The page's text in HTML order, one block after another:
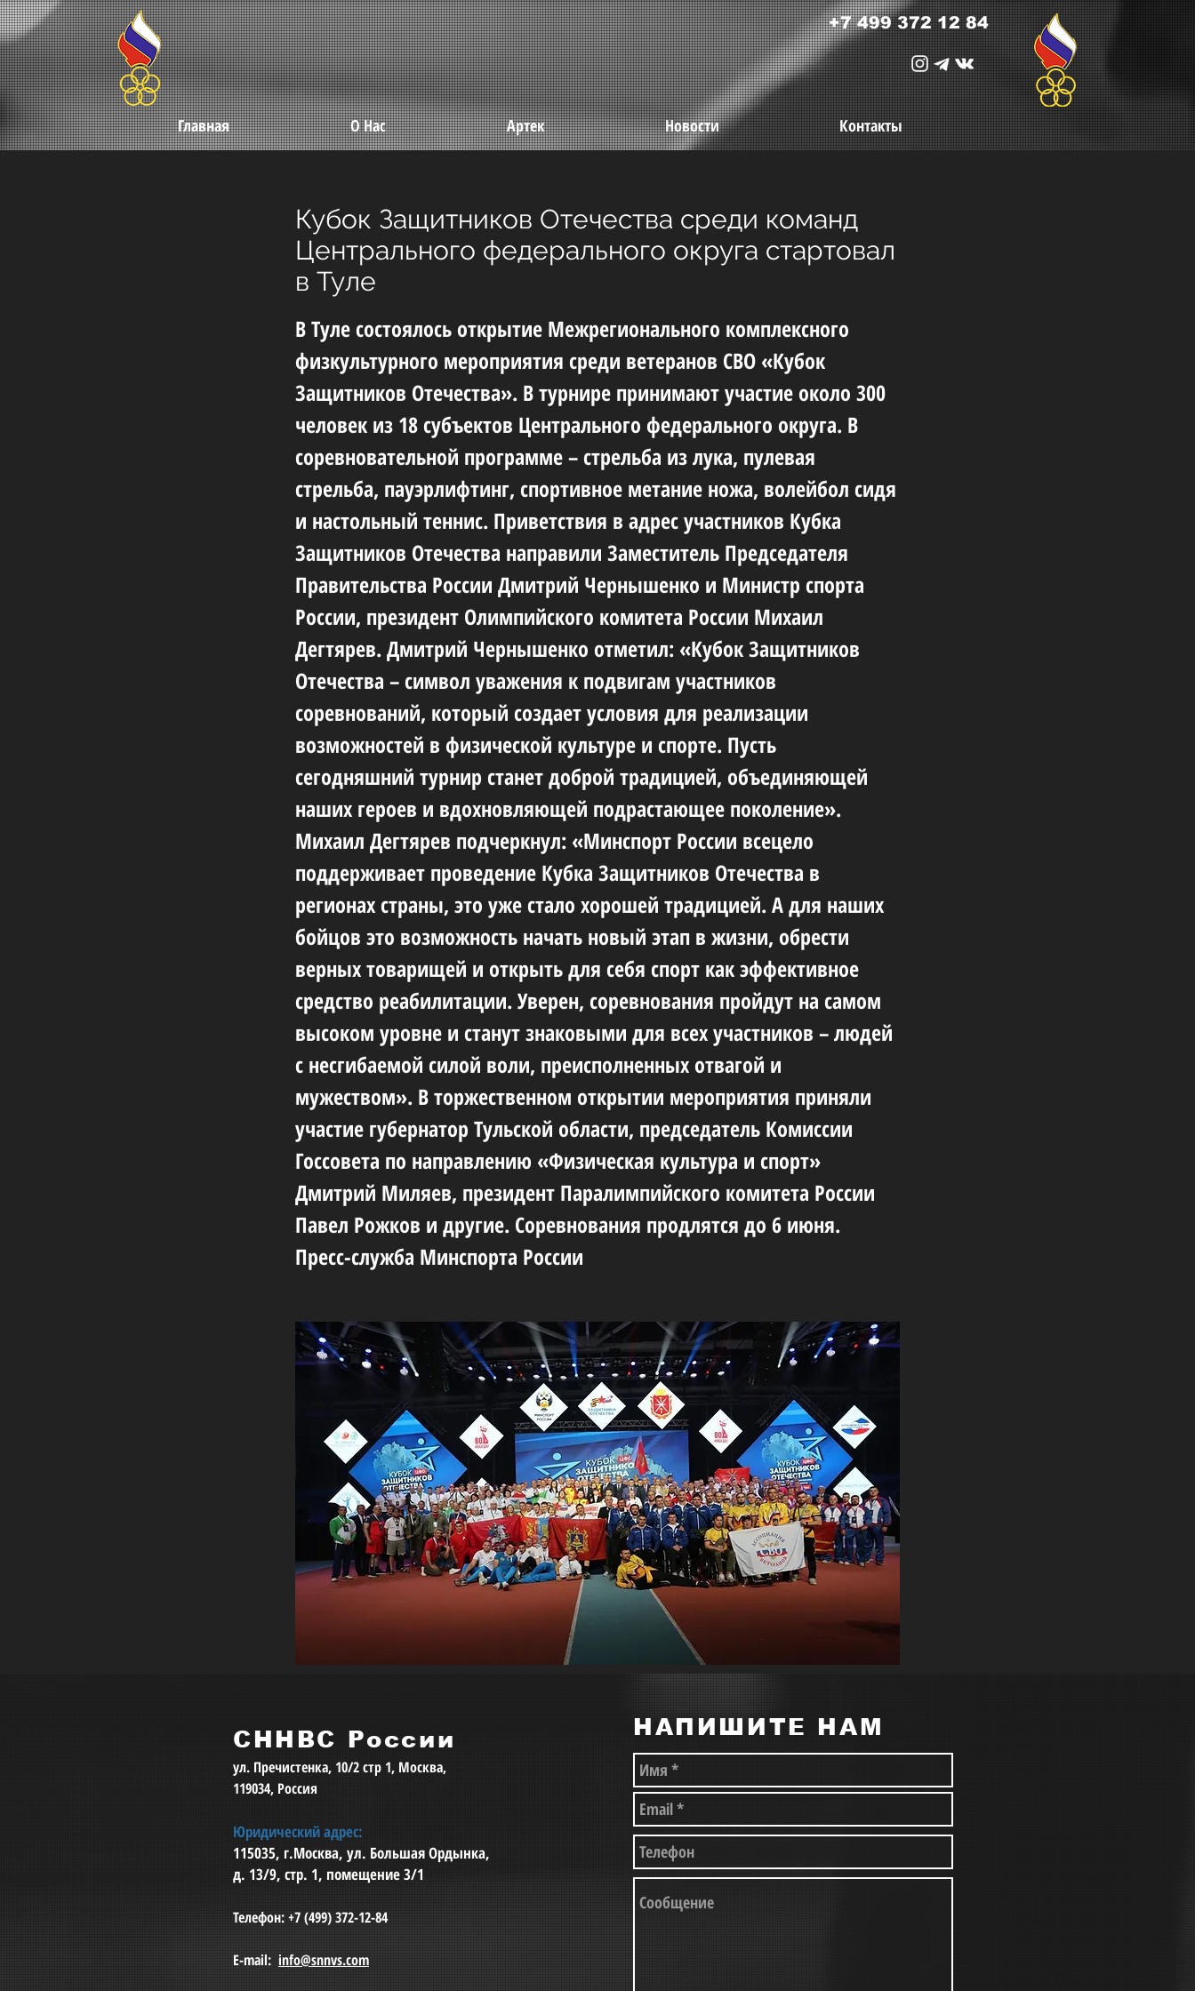
+7 499 372 12 84
Главная О Нас Артек Новости Контакты
Кубок Защитников Отечества среди команд
Центрального федерального округа стартовал
в Туле
В Туле состоялось открытие Межрегионального комплексного
физкультурного мероприятия среди ветеранов СВО «Кубок
Защитников Отечества». В турнире принимают участие около 300
человек из 18 субъектов Центрального федерального округа. В
соревновательной программе – стрельба из лука, пулевая
стрельба, пауэрлифтинг, спортивное метание ножа, волейбол сидя
и настольный теннис. Приветствия в адрес участников Кубка
Защитников Отечества направили Заместитель Председателя
Правительства России Дмитрий Чернышенко и Министр спорта
России, президент Олимпийского комитета России Михаил
Дегтярев. Дмитрий Чернышенко отметил: «Кубок Защитников
Отечества – символ уважения к подвигам участников
соревнований, который создает условия для реализации
возможностей в физической культуре и спорте. Пусть
сегодняшний турнир станет доброй традицией, объединяющей
наших героев и вдохновляющей подрастающее поколение».
Михаил Дегтярев подчеркнул: «Минспорт России всецело
поддерживает проведение Кубка Защитников Отечества в
регионах страны, это уже стало хорошей традицией. А для наших
бойцов это возможность начать новый этап в жизни, обрести
верных товарищей и открыть для себя спорт как эффективное
средство реабилитации. Уверен, соревнования пройдут на самом
высоком уровне и станут знаковыми для всех участников – людей
с несгибаемой силой воли, преисполненных отвагой и
мужеством». В торжественном открытии мероприятия приняли
участие губернатор Тульской области, председатель Комиссии
Госсовета по направлению «Физическая культура и спорт»
Дмитрий Миляев, президент Паралимпийского комитета России
Павел Рожков и другие. Соревнования продлятся до 6 июня.
Пресс-служба Минспорта России
СННВС России
ул. Пречистенка, 10/2 стр 1, Москва,
119034, Россия
Юридический адрес:
115035, г.Москва, ул. Большая Ордынка,
д. 13/9, стр. 1, помещение 3/1
Телефон: +7 (499) 372-12-84
E-mail: info@snnvs.com
НАПИШИТЕ НАМ